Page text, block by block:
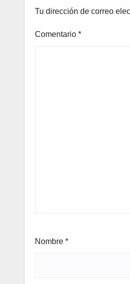
Tu dirección de correo
Comentario *
Nombre *